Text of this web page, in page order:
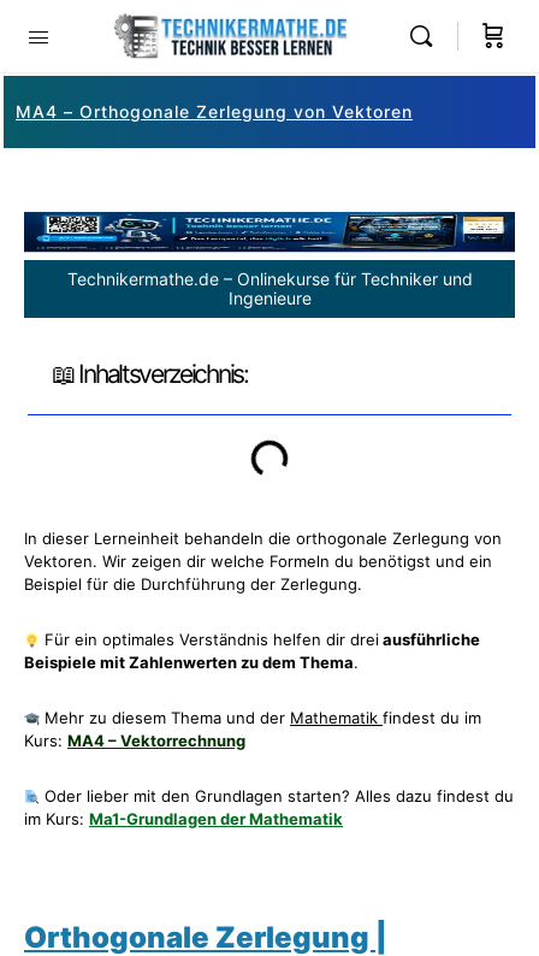
MA4 – Orthogonale Zerlegung von Vektoren
Technikermathe.de – Onlinekurse für Techniker und
Ingenieure
📖 Inhaltsverzeichnis:
In dieser Lerneinheit behandeln die orthogonale Zerlegung von
Vektoren. Wir zeigen dir welche Formeln du benötigst und ein
Beispiel für die Durchführung der Zerlegung.
Für ein optimales Verständnis helfen dir dreiausführliche
Beispiele mit Zahlenwerten zu dem Thema.
Mehr zu diesem Thema und der Mathematik findest du im
Kurs: MA4 – Vektorrechnung
Oder lieber mit den Grundlagen starten? Alles dazu findest du
im Kurs: Ma1-Grundlagen der Mathematik
Orthogonale Zerlegung |